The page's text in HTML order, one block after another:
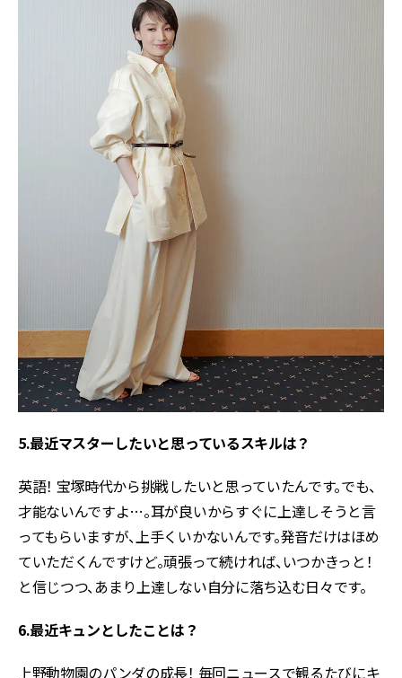
5.最近マスターしたいと思っているスキルは？
英語！ 宝塚時代から挑戦したいと思っていたんです。でも、
才能ないんですよ…。耳が良いからすぐに上達しそうと言
ってもらいますが、上手くいかないんです。発音だけはほめ
ていただくんですけど。頑張って続ければ、いつかきっと！
と信じつつ、あまり上達しない自分に落ち込む日々です。
6.最近キュンとしたことは？
上野動物園のパンダの成長！ 毎回ニュースで観るたびにキ